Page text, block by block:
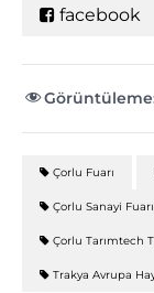
facebook
Çorlu Fuarı
Çorlu Sanayi Fuarı
Çorlu Tarımtech
Trakya Avrupa